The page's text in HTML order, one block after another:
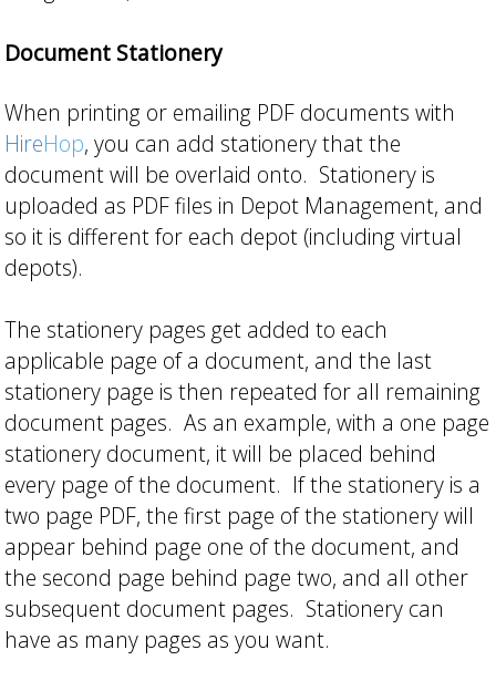
Document Stationery
When printing or emailing PDF documents with
HireHop, you can add stationery that the
document will be overlaid onto. Stationery is
uploaded as PDF files in Depot Management, and
so it is different for each depot (including virtual
depots).
The stationery pages get added to each
applicable page of a document, and the last
stationery page is then repeated for all remaining
document pages. As an example, with a one page
stationery document, it will be placed behind
every page of the document. If the stationery is a
two page PDF, the first page of the stationery will
appear behind page one of the document, and
the second page behind page two, and all other
subsequent document pages. Stationery can
have as many pages as you want.